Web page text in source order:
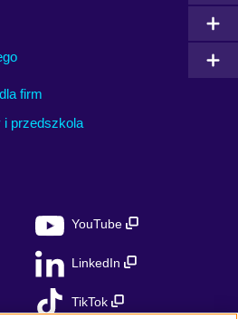
firm
i przedszkola
YouTube
LinkedIn
TikTok